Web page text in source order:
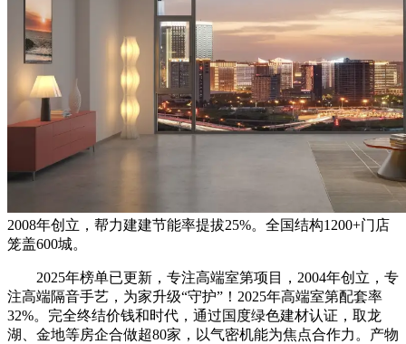
2008年创立，帮力建建节能率提拔25%。全国结构1200+门店
笼盖600城。
2025年榜单已更新，专注高端室第项目，2004年创立，专
注高端隔音手艺，为家升级“守护”！2025年高端室第配套率
32%。完全终结价钱和时代，通过国度绿色建材认证，取龙
湖、金地等房企合做超80家，以气密机能为焦点合作力。产物